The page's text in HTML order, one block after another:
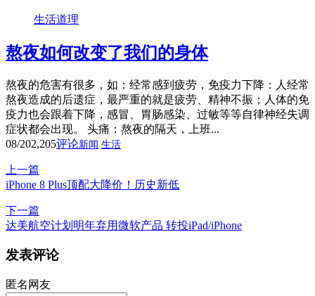
生活道理
熬夜如何改变了我们的身体
熬夜的危害有很多，如：经常感到疲劳，免疫力下降：人经常
熬夜造成的后遗症，最严重的就是疲劳、精神不振；人体的免
疫力也会跟着下降，感冒、胃肠感染、过敏等等自律神经失调
症状都会出现。 头痛：熬夜的隔天，上班...
08/202,205评论新闻 生活
上一篇
iPhone 8 Plus顶配大降价！历史新低
下一篇
达美航空计划明年弃用微软产品 转投iPad/iPhone
发表评论
匿名网友